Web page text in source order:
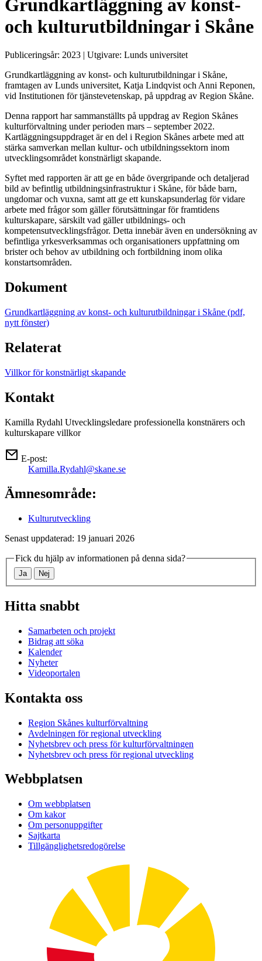
Grundkartläggning av konst-
och kulturutbildningar i Skåne
Publiceringsår: 2023 | Utgivare: Lunds universitet
Grundkartläggning av konst- och kulturutbildningar i Skåne,
framtagen av Lunds universitet, Katja Lindqvist och Anni Reponen,
vid Institutionen för tjänstevetenskap, på uppdrag av Region Skåne.
Denna rapport har sammanställts på uppdrag av Region Skånes
kulturförvaltning under perioden mars – september 2022.
Kartläggningsuppdraget är en del i Region Skånes arbete med att
stärka samverkan mellan kultur- och utbildningssektorn inom
utvecklingsområdet konstnärligt skapande.
Syftet med rapporten är att ge en både övergripande och detaljerad
bild av befintlig utbildningsinfrastruktur i Skåne, för både barn,
ungdomar och vuxna, samt att ge ett kunskapsunderlag för vidare
arbete med frågor som gäller förutsättningar för framtidens
kulturskapare, särskilt vad gäller utbildnings- och
kompetensutvecklingsfrågor. Detta innebär även en undersökning av
befintliga yrkesverksammas och organisationers uppfattning om
brister och behov av utbildning och fortbildning inom olika
konstartsområden.
Dokument
Grundkartläggning av konst- och kulturutbildningar i Skåne (pdf,
nytt fönster)
Relaterat
Villkor för konstnärligt skapande
Kontakt
Kamilla Rydahl Utvecklingsledare professionella konstnärers och
kulturskapare villkor
E-post:
Kamilla.Rydahl@skane.se
Ämnesområde:
Kulturutveckling
Senast uppdaterad: 19 januari 2026
Fick du hjälp av informationen på denna sida?
Ja Nej
Hitta snabbt
Samarbeten och projekt
Bidrag att söka
Kalender
Nyheter
Videoportalen
Kontakta oss
Region Skånes kulturförvaltning
Avdelningen för regional utveckling
Nyhetsbrev och press för kulturförvaltningen
Nyhetsbrev och press för regional utveckling
Webbplatsen
Om webbplatsen
Om kakor
Om personuppgifter
Sajtkarta
Tillgänglighetsredogörelse